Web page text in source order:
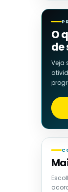
O
de
Veja